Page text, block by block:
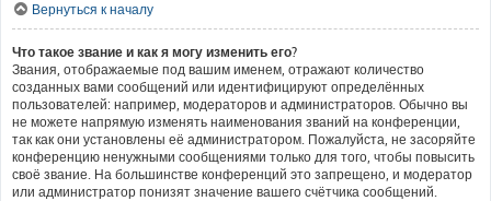
Вернуться к началу
Что такое звание и как я могу изменить его?
Звания, отображаемые под вашим именем, отражают количество
созданных вами сообщений или идентифицируют определённых
пользователей: например, модераторов и администраторов. Обычно вы
не можете напрямую изменять наименования званий на конференции,
так как они установлены её администратором. Пожалуйста, не засоряйте
конференцию ненужными сообщениями только для того, чтобы повысить
своё звание. На большинстве конференций это запрещено, и модератор
или администратор понизят значение вашего счётчика сообщений.